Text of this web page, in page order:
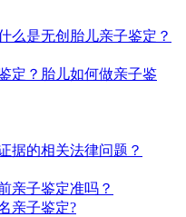
么是无创胎儿亲子鉴定？
定？胎儿如何做亲子鉴
据的相关法律问题？
亲子鉴定准吗？
亲子鉴定?